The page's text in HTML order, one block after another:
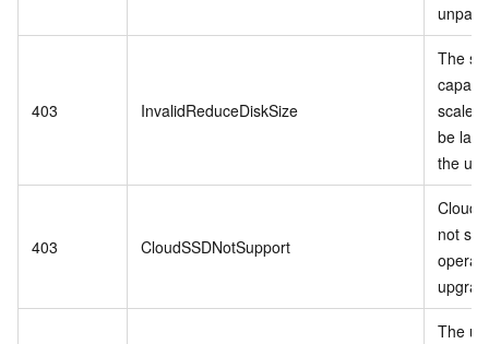
403 InvalidReduceDiskSize
The
scale-
be
the
403 CloudSSDNotSupport
Cloud
not
The